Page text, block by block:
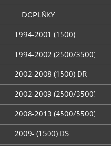
DOPLŇKY
1994-2001 (1500)
1994-2002 (2500/3500)
2002-2008 (1500) DR
2002-2009 (2500/3500)
2008-2013 (4500/5500)
2009- (1500) DS